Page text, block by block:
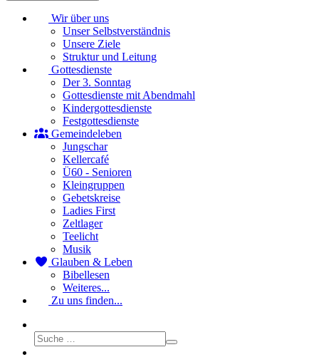
Wir über uns
Unser Selbstverständnis
Unsere Ziele
Struktur und Leitung
Gottesdienste
Der 3. Sonntag
Gottesdienste mit Abendmahl
Kindergottesdienste
Festgottesdienste
Gemeindeleben
Jungschar
Kellercafé
Ü60 - Senioren
Kleingruppen
Gebetskreise
Ladies First
Zeltlager
Teelicht
Musik
Glauben & Leben
Bibellesen
Weiteres...
Zu uns finden...